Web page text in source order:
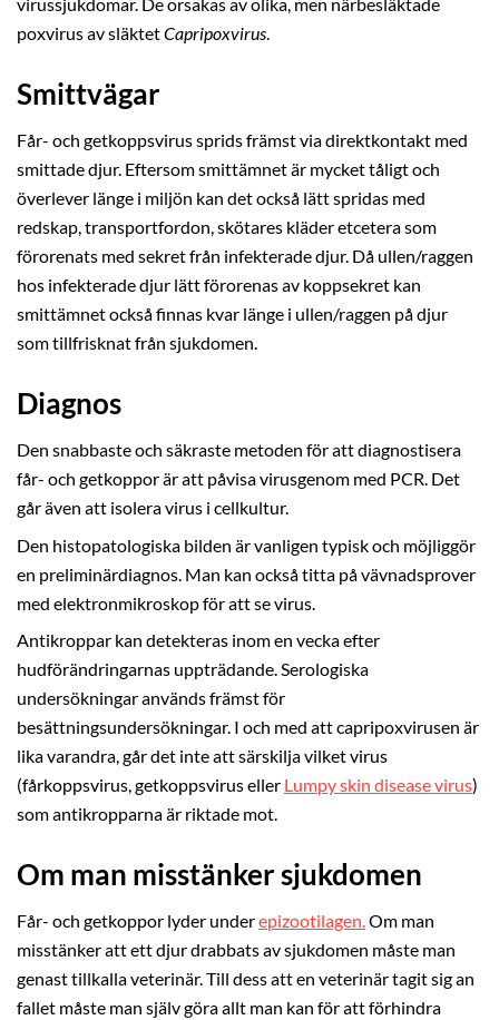
virussjukdomar. De orsakas av olika, men närbesläktade
poxvirus av släktetCapripoxvirus.
Smittvägar
Får- och getkoppsvirus sprids främst via direktkontakt med
smittade djur. Eftersom smittämnet är mycket tåligt och
överlever länge i miljön kan det också lätt spridas med
redskap, transportfordon, skötares kläder etcetera som
förorenats med sekret från infekterade djur. Då ullen/raggen
hos infekterade djur lätt förorenas av koppsekret kan
smittämnet också finnas kvar länge i ullen/raggen på djur
som tillfrisknat från sjukdomen.
Diagnos
Den snabbaste och säkraste metoden för att diagnostisera
får- och getkoppor är att påvisa virusgenom med PCR. Det
går även att isolera virus i cellkultur.
Den histopatologiska bilden är vanligen typisk och möjliggör
en preliminärdiagnos. Man kan också titta på vävnadsprover
med elektronmikroskop för att se virus.
Antikroppar kan detekteras inom en vecka efter
hudförändringarnas uppträdande. Serologiska
undersökningar används främst för
besättningsundersökningar. I och med att capripoxvirusen är
lika varandra, går det inte att särskilja vilket virus
(fårkoppsvirus, getkoppsvirus eller Lumpy skin disease virus)
som antikropparna är riktade mot.
Om man misstänker sjukdomen
Får- och getkoppor lyder underepizootilagen.Om man
misstänker att ett djur drabbats av sjukdomen måste man
genast tillkalla veterinär. Till dess att en veterinär tagit sig an
fallet måste man själv göra allt man kan för att förhindra